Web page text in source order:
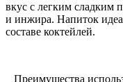
вкус с легким сладким
и инжира. Напиток
составе коктейлей.
Преимущества